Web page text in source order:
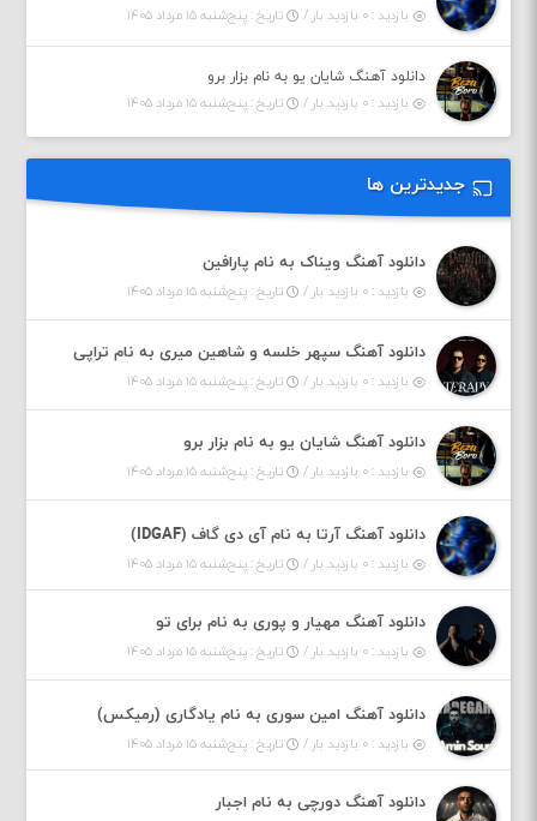
بازدید : ۰ بازدید بار /
تاریخ : پنج‌شنبه ۱۵ مرداد ۱۴۰۵
دانلود آهنگ شایان یو به نام بزار برو
بازدید : ۰ بازدید بار /
تاریخ : پنج‌شنبه ۱۵ مرداد ۱۴۰۵
جدیدترین ها
دانلود آهنگ ویناک به نام پارافین
بازدید : ۰ بازدید بار / تاریخ : پنج‌شنبه ۱۵ مرداد ۱۴۰۵
دانلود آهنگ سپهر خلسه و شاهین میری به نام تراپی
بازدید : ۰ بازدید بار / تاریخ : پنج‌شنبه ۱۵ مرداد ۱۴۰۵
دانلود آهنگ شایان یو به نام بزار برو
بازدید : ۰ بازدید بار / تاریخ : پنج‌شنبه ۱۵ مرداد ۱۴۰۵
دانلود آهنگ آرتا به نام آی دی گاف (IDGAF)
بازدید : ۰ بازدید بار / تاریخ : پنج‌شنبه ۱۵ مرداد ۱۴۰۵
دانلود آهنگ مهیار و پوری به نام برای تو
بازدید : ۰ بازدید بار / تاریخ : پنج‌شنبه ۱۵ مرداد ۱۴۰۵
دانلود آهنگ امین سوری به نام یادگاری (رمیکس)
بازدید : ۰ بازدید بار / تاریخ : پنج‌شنبه ۱۵ مرداد ۱۴۰۵
دانلود آهنگ دورچی به نام اجبار